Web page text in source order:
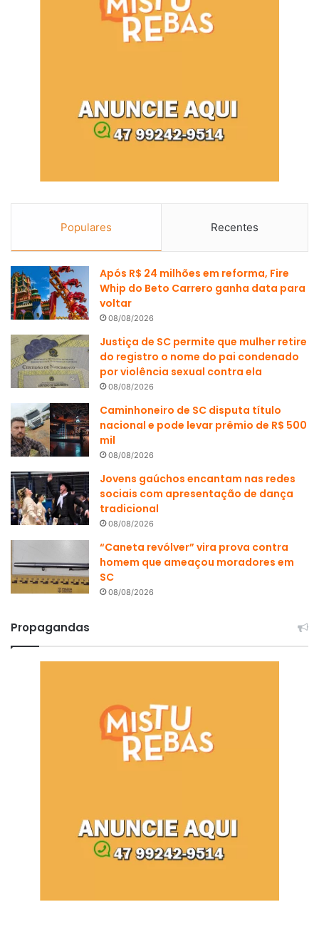
Populares Recentes
Após R$ 24 milhões em reforma, Fire
Whip do Beto Carrero ganha data para
voltar
08/08/2026
Justiça de SC permite que mulher retire
do registro o nome do pai condenado
por violência sexual contra ela
08/08/2026
Caminhoneiro de SC disputa título
nacional e pode levar prêmio de R$ 500
mil
08/08/2026
Jovens gaúchos encantam nas redes
sociais com apresentação de dança
tradicional
08/08/2026
“Caneta revólver” vira prova contra
homem que ameaçou moradores em
SC
08/08/2026
Propagandas